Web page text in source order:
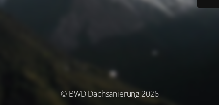
© BWD Dachsanierung 2026